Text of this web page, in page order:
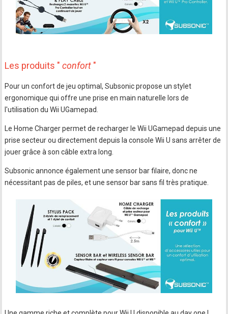
Les produits " confort "
Pour un confort de jeu optimal, Subsonic propose un stylet
ergonomique qui offre une prise en main naturelle lors de
l'utilisation du Wii UGamepad.
Le Home Charger permet de recharger le Wii UGamepad depuis une
prise secteur ou directement depuis la console Wii U sans arrêter de
jouer grâce à son câble extra long.
Subsonic annonce également une sensor bar filaire, donc ne
nécessitant pas de piles, et une sensor bar sans fil très pratique.